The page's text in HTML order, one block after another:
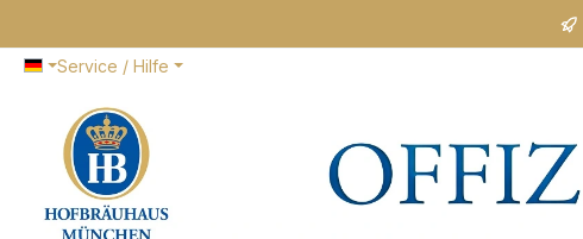
Service / Hilfe